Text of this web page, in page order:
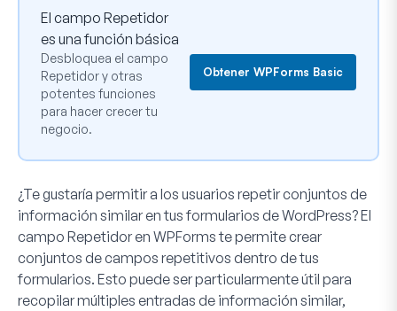
El campo Repetidor
es una función básica
Desbloquea el campo
Repetidor y otras
potentes funciones
para hacer crecer tu
negocio.
Obtener WPForms Basic
¿Te gustaría permitir a los usuarios repetir conjuntos de
información similar en tus formularios de WordPress? El
campo Repetidor en WPForms te permite crear
conjuntos de campos repetitivos dentro de tus
formularios. Esto puede ser particularmente útil para
recopilar múltiples entradas de información similar,